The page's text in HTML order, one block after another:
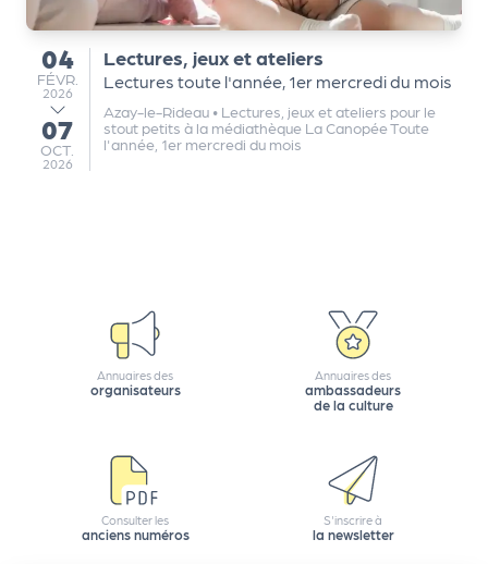
du
04
FÉVRIER
FÉVR.
2026
au
07
OCTOBRE
OCT.
2026
Lectures, jeux et ateliers
Lectures toute l'année, 1er mercredi du mois
Azay-le-Rideau • Lectures, jeux et ateliers pour le
stout petits à la médiathèque La Canopée Toute
l'année, 1er mercredi du mois
Annuaires des
organisateurs
Annuaires des
ambassadeurs
de la culture
Consulter les
anciens numéros
S'inscrire à
la newsletter